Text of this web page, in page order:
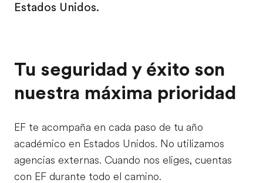
Estados Unidos.
Tu seguridad y éxito son
nuestra máxima prioridad
EF te acompaña en cada paso de tu año
académico en Estados Unidos. No utilizamos
agencias externas. Cuando nos eliges, cuentas
con EF durante todo el camino.